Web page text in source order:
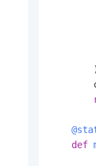
def